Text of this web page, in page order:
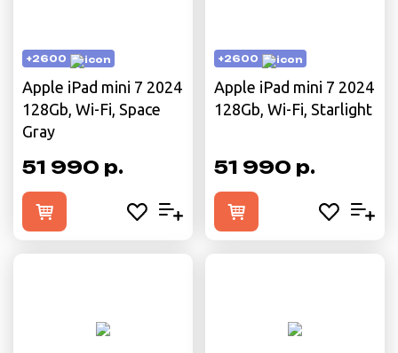
+2600
Apple iPad mini 7 2024
128Gb, Wi-Fi, Space
Gray
51 990 р.
+2600
Apple iPad mini 7 2024
128Gb, Wi-Fi, Starlight
51 990 р.